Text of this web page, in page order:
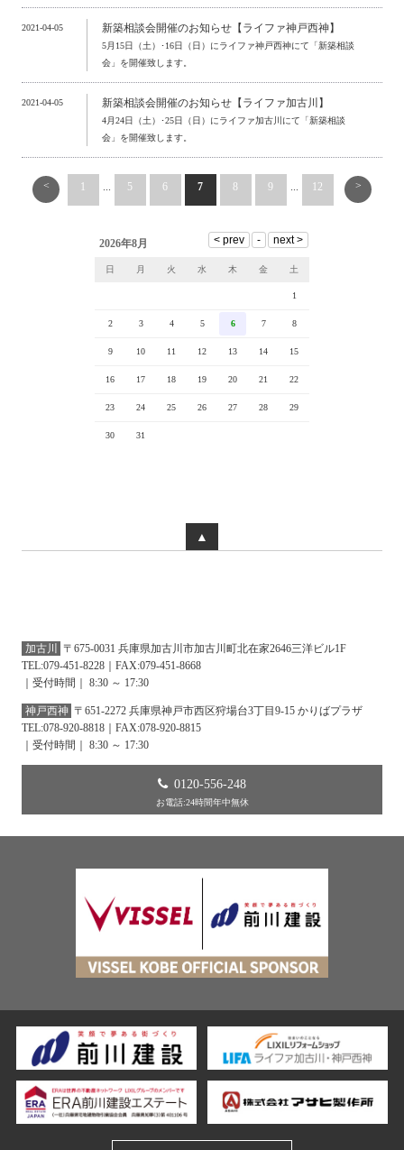
2021-04-05 新築相談会開催のお知らせ【ライファ神戸西神】
5月15日（土）･16日（日）にライファ神戸西神にて「新築相談
会」を開催致します。
2021-04-05 新築相談会開催のお知らせ【ライファ加古川】
4月24日（土）･25日（日）にライファ加古川にて「新築相談
会」を開催致します。
< 1 ... 5 6 7 8 9 ... 12 >
2026年8月
日 月 火 水 木 金 土
1
2 3 4 5 6 7 8
9 10 11 12 13 14 15
16 17 18 19 20 21 22
23 24 25 26 27 28 29
30 31
▲
加古川
〒675-0031 兵庫県加古川市加古川町北在家2646三洋ビル1F
TEL:079-451-8228｜FAX:079-451-8668
｜受付時間｜ 8:30 ～ 17:30
神戸西神 〒651-2272 兵庫県神戸市西区狩場台3丁目9-15 かりばプラザ
TEL:078-920-8818｜FAX:078-920-8815
｜受付時間｜ 8:30 ～ 17:30
0120-556-248
お電話:24時間年中無休